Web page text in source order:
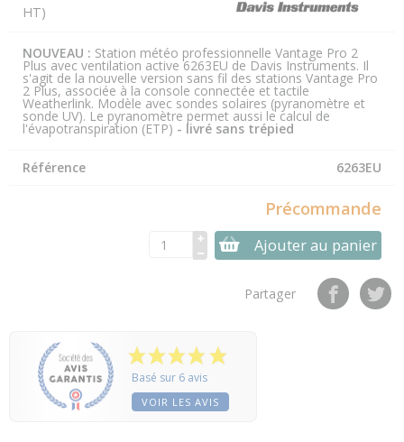
HT)
NOUVEAU : Station météo professionnelle Vantage Pro 2
Plus avec ventilation active 6263EU de Davis Instruments. Il
s'agit de la nouvelle version sans fil des stations Vantage Pro
2 Plus, associée à la console connectée et tactile
Weatherlink. Modèle avec sondes solaires (pyranomètre et
sonde UV). Le pyranomètre permet aussi le calcul de
l'évapotranspiration (ETP) - livré sans trépied
Référence 6263EU
Précommande
Ajouter au panier
Partager
Basé sur 6 avis
VOIR LES AVIS